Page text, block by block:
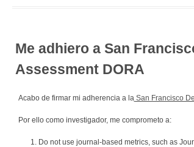
Me adhiero a San
Assessment DORA
Acabo de firmar mi adherencia a la San Francisco
Por ello como investigador, me comprometo a:
1. Do not use journal-based metrics, such as